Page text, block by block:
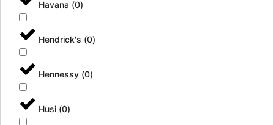
Havana (0)
Hendrick's (0)
Hennessy (0)
Husi (0)